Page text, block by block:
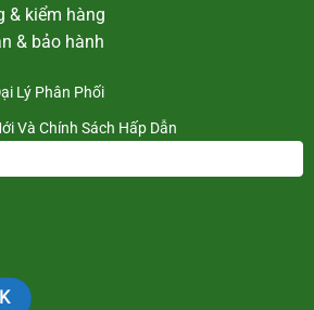
& kiểm hàng
& bảo hành
Lý Phân Phối
Và Chính Sách Hấp Dẫn